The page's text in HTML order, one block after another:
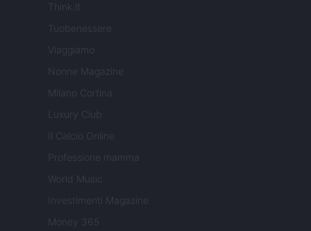
Think.it
Tuobenessere
Viaggiamo
Nonne Magazine
Milano Cortina
Luxury Club
Il Calcio Online
Professione mamma
World Music
Investimenti Magazine
Money 365